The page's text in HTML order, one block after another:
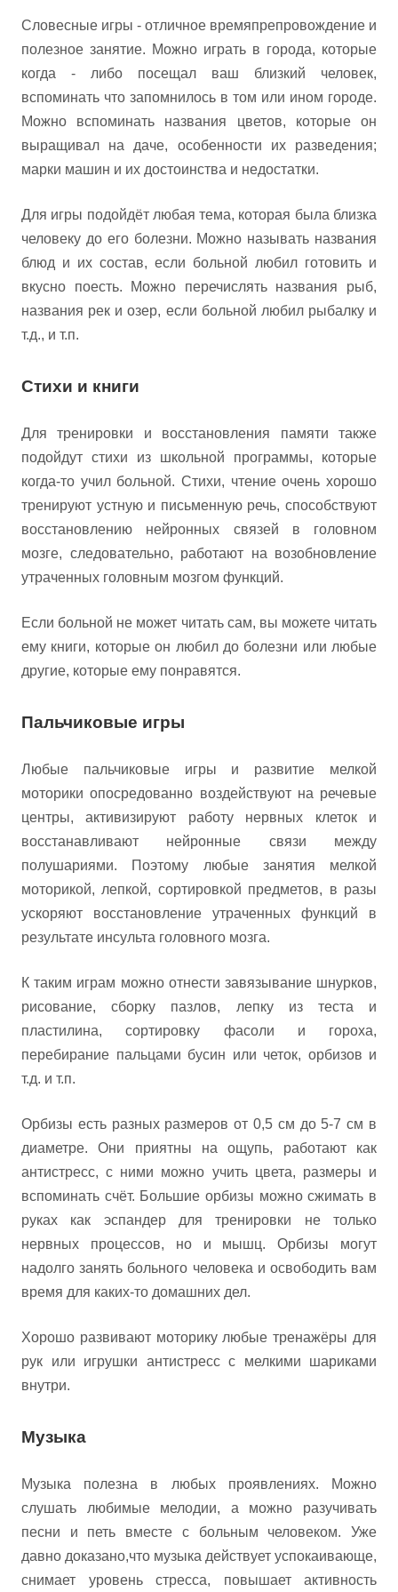
Словесные игры - отличное времяпрепровождение и
полезное занятие. Можно играть в города, которые
когда - либо посещал ваш близкий человек,
вспоминать что запомнилось в том или ином городе.
Можно вспоминать названия цветов, которые он
выращивал на даче, особенности их разведения;
марки машин и их достоинства и недостатки.
Для игры подойдёт любая тема, которая была близка
человеку до его болезни. Можно называть названия
блюд и их состав, если больной любил готовить и
вкусно поесть. Можно перечислять названия рыб,
названия рек и озер, если больной любил рыбалку и
т.д., и т.п.
Стихи и книги
Для тренировки и восстановления памяти также
подойдут стихи из школьной программы, которые
когда-то учил больной. Стихи, чтение очень хорошо
тренируют устную и письменную речь, способствуют
восстановлению нейронных связей в головном
мозге, следовательно, работают на возобновление
утраченных головным мозгом функций.
Если больной не может читать сам, вы можете читать
ему книги, которые он любил до болезни или любые
другие, которые ему понравятся.
Пальчиковые игры
Любые пальчиковые игры и развитие мелкой
моторики опосредованно воздействуют на речевые
центры, активизируют работу нервных клеток и
восстанавливают нейронные связи между
полушариями. Поэтому любые занятия мелкой
моторикой, лепкой, сортировкой предметов, в разы
ускоряют восстановление утраченных функций в
результате инсульта головного мозга.
К таким играм можно отнести завязывание шнурков,
рисование, сборку пазлов, лепку из теста и
пластилина, сортировку фасоли и гороха,
перебирание пальцами бусин или четок, орбизов и
т.д. и т.п.
Орбизы есть разных размеров от 0,5 см до 5-7 см в
диаметре. Они приятны на ощупь, работают как
антистресс, с ними можно учить цвета, размеры и
вспоминать счёт. Большие орбизы можно сжимать в
руках как эспандер для тренировки не только
нервных процессов, но и мышц. Орбизы могут
надолго занять больного человека и освободить вам
время для каких-то домашних дел.
Хорошо развивают моторику любые тренажёры для
рук или игрушки антистресс с мелкими шариками
внутри.
Музыка
Музыка полезна в любых проявлениях. Можно
слушать любимые мелодии, а можно разучивать
песни и петь вместе с больным человеком. Уже
давно доказано,что музыка действует успокаивающе,
снимает уровень стресса, повышает активность